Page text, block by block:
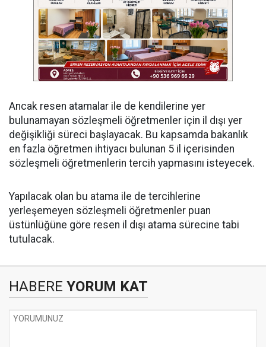
Ancak resen atamalar ile de kendilerine yer
bulunamayan sözleşmeli öğretmenler için il dışı yer
değişikliği süreci başlayacak. Bu kapsamda bakanlık
en fazla öğretmen ihtiyacı bulunan 5 il içerisinden
sözleşmeli öğretmenlerin tercih yapmasını isteyecek.
Yapılacak olan bu atama ile de tercihlerine
yerleşemeyen sözleşmeli öğretmenler puan
üstünlüğüne göre resen il dışı atama sürecine tabi
tutulacak.
HABERE YORUM KAT